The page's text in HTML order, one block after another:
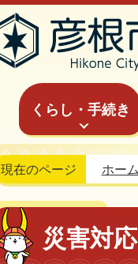
くらし・手続き
現在のページ ホーム
災害対